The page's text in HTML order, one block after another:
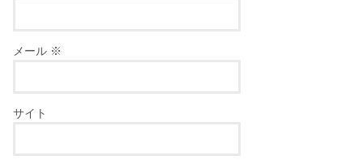
メール ※
サイト